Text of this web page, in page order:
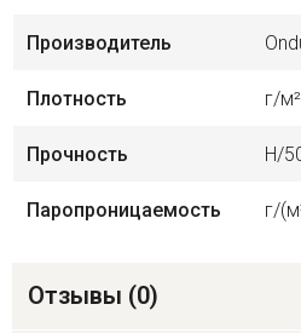
Производитель
Плотность г/
Прочность Н/
Паропроницаемость г/
Отзывы (0)